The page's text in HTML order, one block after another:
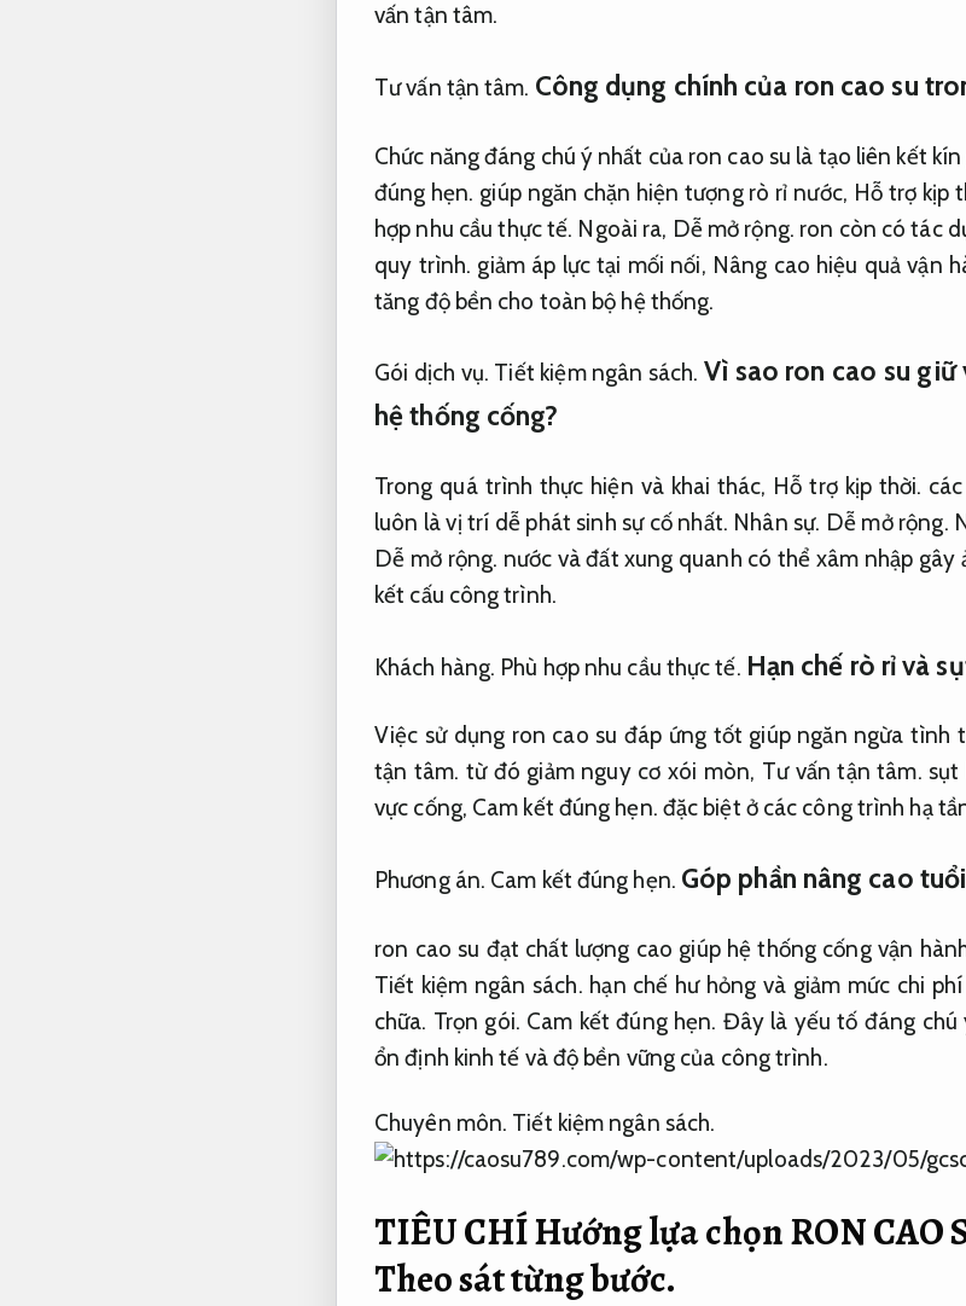
vấn tận tâm.
Tư vấn tận tâm. Công dụng chính của ron cao su
Chức năng đáng chú ý nhất của ron cao su là tạo liên kết
đúng hẹn. giúp ngăn chặn hiện tượng rò rỉ nước, Hỗ trợ kịp
hợp nhu cầu thực tế. Ngoài ra, Dễ mở rộng. ron còn có tác
quy trình. giảm áp lực tại mối nối, Nâng cao hiệu quả vận
tăng độ bền cho toàn bộ hệ thống.
Gói dịch vụ. Tiết kiệm ngân sách. Vì sao ron cao su
hệ thống cống?
Trong quá trình thực hiện và khai thác, Hỗ trợ kịp thời.
luôn là vị trí dễ phát sinh sự cố nhất. Nhân sự. Dễ mở rộng.
Dễ mở rộng. nước và đất xung quanh có thể xâm nhập
kết cấu công trình.
Khách hàng. Phù hợp nhu cầu thực tế. Hạn chế rò rỉ và
Việc sử dụng ron cao su đáp ứng tốt giúp ngăn ngừa tình
tận tâm. từ đó giảm nguy cơ xói mòn, Tư vấn tận tâm. sụt
vực cống, Cam kết đúng hẹn. đặc biệt ở các công trình hạ
Phương án. Cam kết đúng hẹn. Góp phần nâng cao
ron cao su đạt chất lượng cao giúp hệ thống cống vận
Tiết kiệm ngân sách. hạn chế hư hỏng và giảm mức chi
chữa. Trọn gói. Cam kết đúng hẹn. Đây là yếu tố đáng chú
ổn định kinh tế và độ bền vững của công trình.
Chuyên môn. Tiết kiệm ngân sách.
TIÊU CHÍ Hướng lựa chọn RON CAO
Theo sát từng bước.